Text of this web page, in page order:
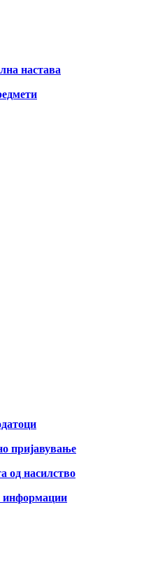
настава
пријавување
од насилство
информации